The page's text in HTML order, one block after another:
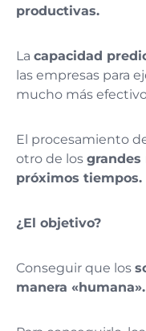
productivas.
La capacidad
las empresas para
mucho más
El procesamiento
otro de los grandes
próximos tiempos.
¿El objetivo?
Conseguir que los
manera «humana».